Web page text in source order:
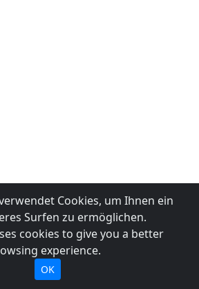
Cookies, um Ihnen ein
Surfen zu ermöglichen.
cookies to give you a better
experience.
OK